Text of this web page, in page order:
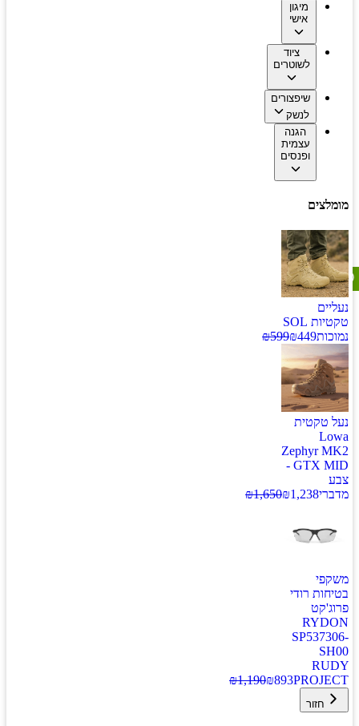
מיגון
אישי
ציוד
לשוטרים
שיפצורים
לנשק
הגנה
עצמית
ופנסים
מומלצים
נעליים
טקטיות SOL
נמוכות
₪449
₪599
נעל טקטית
Lowa
Zephyr MK2
GTX MID -
צבע
מדברי
₪1,238
₪1,650
משקפי
בטיחות רודי
פרוג'קט
RYDON
SP537306-
SH00
RUDY
PROJECT
₪893
₪1,190
חזור